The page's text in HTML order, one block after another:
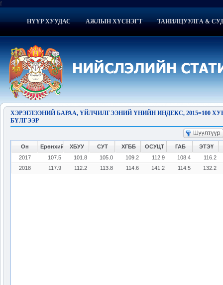
f
НҮҮР ХУУДАС АЖЛЫН ХҮСНЭГТ ТАНИЛЦУУЛГА &
ХЭРЭГЛЭЭНИЙ БАРАА, ҮЙЛЧИЛГЭЭНИЙ ҮНИЙН ИНДЕКС, 2015=100
БҮЛГЭЭР